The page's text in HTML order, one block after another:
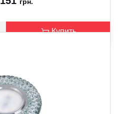
Купить